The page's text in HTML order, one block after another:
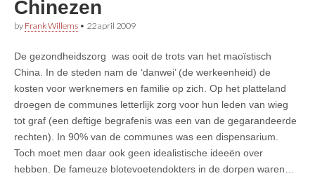
Chinezen
by Frank Willems • 22 april 2009
De gezondheidszorg was ooit de trots van het maoïstisch
China. In de steden nam de ‘danwei’ (de werkeenheid) de
kosten voor werknemers en familie op zich. Op het platteland
droegen de communes letterlijk zorg voor hun leden van wieg
tot graf (een deftige begrafenis was een van de gegarandeerde
rechten). In 90% van de communes was een dispensarium.
Toch moet men daar ook geen idealistische ideeën over
hebben. De fameuze blotevoetendokters in de dorpen waren…